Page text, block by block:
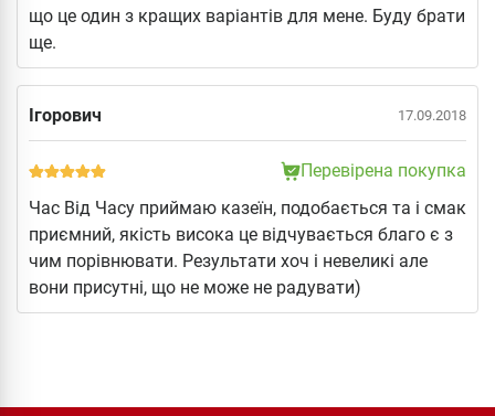
що це один з кращих варіантів для мене. Буду брати
ще.
Ігорович 17.09.2018
Перевірена покупка
Час Від Часу приймаю казеїн, подобається та і смак
приємний, якість висока це відчувається благо є з
чим порівнювати. Результати хоч і невеликі але
вони присутні, що не може не радувати)